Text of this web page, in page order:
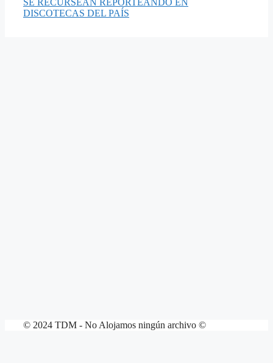
SE RECURSEAN REPORTEANDO EN
DISCOTECAS DEL PAÍS
© 2024 TDM - No Alojamos ningún archivo ©